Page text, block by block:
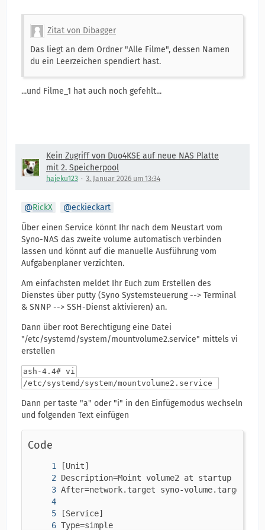
Zitat von Dibagger
Das liegt an dem Ordner "Alle Filme", dessen Namen
du ein Leerzeichen spendiert hast.
...und Filme_1 hat auch noch gefehlt...
Kein Zugriff von Duo4KSE auf neue NAS Platte
mit 2. Speicherpool
hajeku123 3. Januar 2026 um 13:34
RickX
eckieckart
Über einen Service könnt Ihr nach dem Neustart vom
Syno-NAS das zweite volume automatisch verbinden
lassen und könnt auf die manuelle Ausführung vom
Aufgabenplaner verzichten.
Am einfachsten meldet Ihr Euch zum Erstellen des
Dienstes über putty (Syno Systemsteuerung --> Terminal
& SNNP --> SSH-Dienst aktivieren) an.
Dann über root Berechtigung eine Datei
"/etc/systemd/system/mountvolume2.service" mittels vi
erstellen
ash-4.4# vi
/etc/systemd/system/mountvolume2.service
Dann per taste "a" oder "i" in den Einfügemodus wechseln
und folgenden Text einfügen
Code